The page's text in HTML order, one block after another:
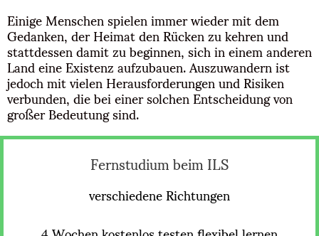
Einige Menschen spielen immer wieder mit dem
Gedanken, der Heimat den Rücken zu kehren und
stattdessen damit zu beginnen, sich in einem anderen
Land eine Existenz aufzubauen. Auszuwandern ist
jedoch mit vielen Herausforderungen und Risiken
verbunden, die bei einer solchen Entscheidung von
großer Bedeutung sind.
Fernstudium beim ILS
verschiedene Richtungen